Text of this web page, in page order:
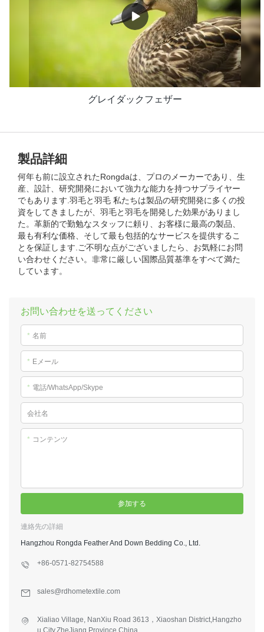
グレイダックフェザー
製品詳細
何年も前に設立されたRongdaは、プロのメーカーであり、生
産、設計、研究開発において強力な能力を持つサプライヤー
でもあります.羽毛と羽毛 私たちは製品の研究開発に多くの投
資をしてきましたが、羽毛と羽毛を開発した効果がありまし
た。革新的で勤勉なスタッフに頼り、お客様に最高の製品、
最も有利な価格、そして最も包括的なサービスを提供するこ
とを保証します.ご不明な点がございましたら、お気軽にお問
い合わせください。非常に厳しい国際品質基準をすべて満た
しています。
お問い合わせを送ってください
* 名前
* Eメール
* 電話/WhatsApp/Skype
会社名
* コンテンツ
参加する
連絡先の詳細
Hangzhou Rongda Feather And Down Bedding Co., Ltd.
+86-0571-82754588
sales@rdhometextile.com
Xialiao Village, NanXiu Road 3613，Xiaoshan District,Hangzho
u City,ZheJiang Province,China.